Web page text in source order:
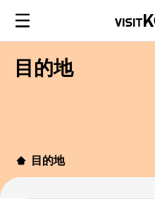
目的地
目的地